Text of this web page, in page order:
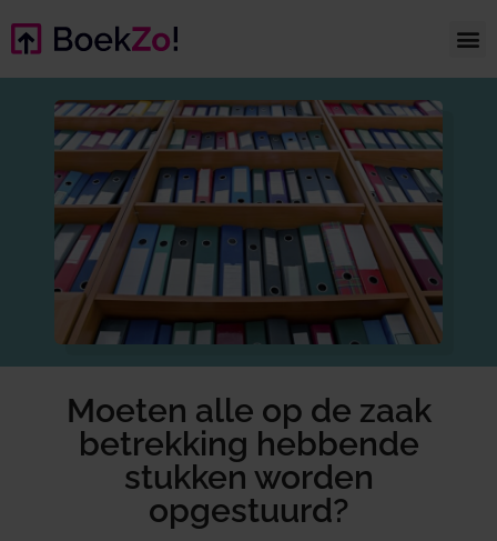
Moeten alle op de zaak
betrekking hebbende
stukken worden
opgestuurd?